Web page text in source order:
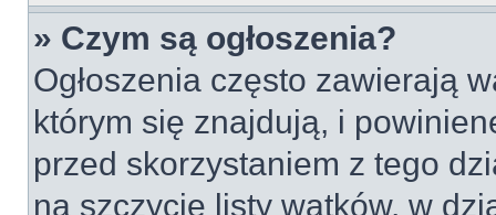
» Czym są ogłoszenia?
Ogłoszenia często zawierają
którym się znajdują, i
przed skorzystaniem z tego
na szczycie listy wątków, w